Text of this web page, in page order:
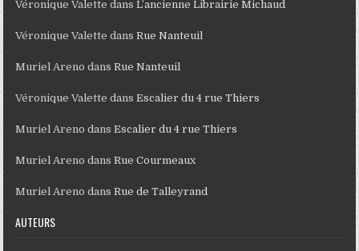
Véronique Valette dansL’ancienne Librairie Michaud
Véronique Valette dansRue Nanteuil
Muriel Areno dansRue Nanteuil
Véronique Valette dansEscalier du 4 rue Thiers
Muriel Areno dansEscalier du 4 rue Thiers
Muriel Areno dansRue Courmeaux
Muriel Areno dansRue de Talleyrand
AUTEURS